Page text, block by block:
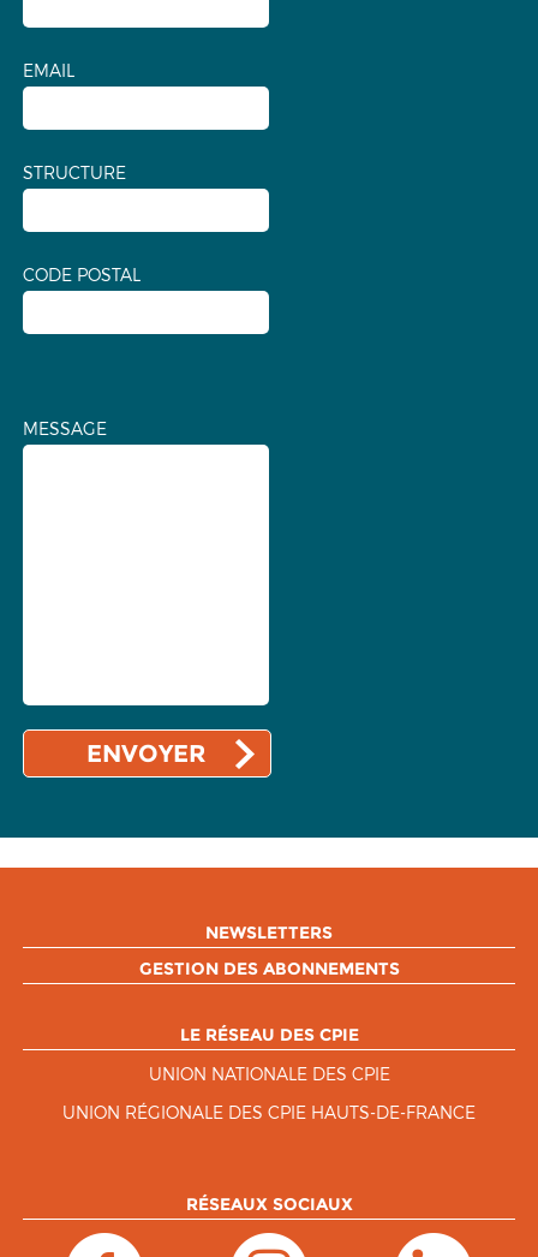
EMAIL
STRUCTURE
CODE POSTAL
MESSAGE
NEWSLETTERS
GESTION DES ABONNEMENTS
LE RÉSEAU DES CPIE
UNION NATIONALE DES CPIE
UNION RÉGIONALE DES CPIE HAUTS-DE-FRANCE
RÉSEAUX SOCIAUX